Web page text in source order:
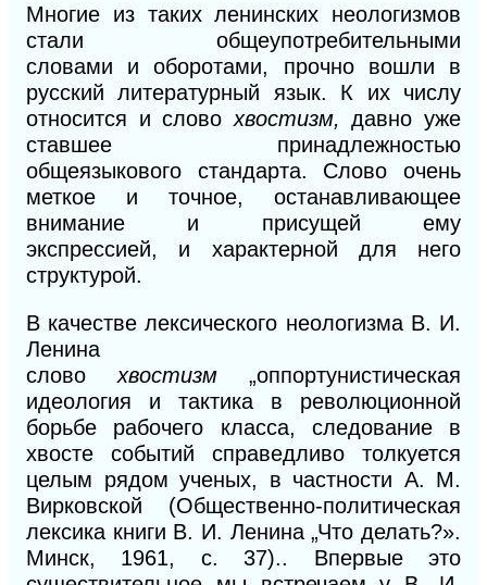
Многие из таких ленинских неологизмов
стали общеупотребительными
словами иоборотами, прочно вошли в
русский литературный язык. К их числу
относится ислово хвостизм,давно уже
ставшее принадлежностью
общеязыкового стандарта. Слово очень
меткое и точное, останавливающее
внимание и присущей ему
экспрессией, и характерной для него
структурой.
В качестве лексического неологизма В. И.
Ленина
слово хвостизм „оппортунистическая
идеология и тактика в революционной
борьбе рабочего класса, следование в
хвосте событий справедливо толкуется
целым рядом ученых, в частности А. М.
Вирковской (Общественно-политическая
лексика книги В. И. Ленина „Что делать?».
Минск, 1961, с.37).. Впервые это